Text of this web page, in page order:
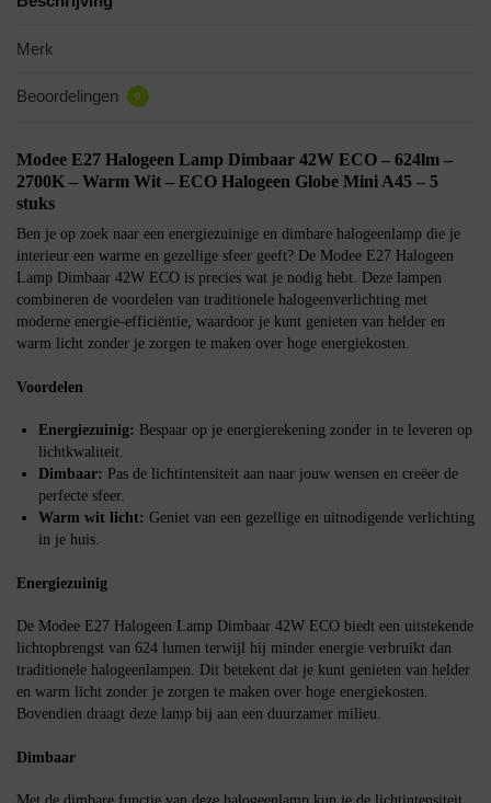
Merk
Beoordelingen 0
Modee E27 Halogeen Lamp Dimbaar 42W ECO – 624lm –
2700K – Warm Wit – ECO Halogeen Globe Mini A45 – 5
stuks
Ben je op zoek naar een energiezuinige en dimbare halogeenlamp die je
interieur een warme en gezellige sfeer geeft? De Modee E27 Halogeen
Lamp Dimbaar 42W ECO is precies wat je nodig hebt. Deze lampen
combineren de voordelen van traditionele halogeenverlichting met
moderne energie-efficiëntie, waardoor je kunt genieten van helder en
warm licht zonder je zorgen te maken over hoge energiekosten.
Voordelen
Energiezuinig: Bespaar op je energierekening zonder in te leveren op
lichtkwaliteit.
Dimbaar: Pas de lichtintensiteit aan naar jouw wensen en creëer de
perfecte sfeer.
Warm wit licht: Geniet van een gezellige en uitnodigende verlichting
in je huis.
Energiezuinig
De Modee E27 Halogeen Lamp Dimbaar 42W ECO biedt een uitstekende
lichtopbrengst van 624 lumen terwijl hij minder energie verbruikt dan
traditionele halogeenlampen. Dit betekent dat je kunt genieten van helder
en warm licht zonder je zorgen te maken over hoge energiekosten.
Bovendien draagt deze lamp bij aan een duurzamer milieu.
Dimbaar